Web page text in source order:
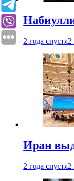
2 года спустя2
Иран
2 года спустя2